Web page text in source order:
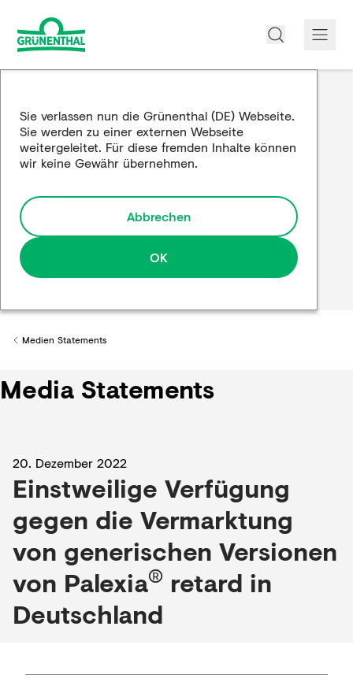
Produkte
Edukation
Forschung und Entwicklung
Partnerschaften
Sie verlassen nun die Grünenthal (DE) Webseite.
Sie werden zu einer externen Webseite
weitergeleitet. Für diese fremden Inhalte können
wir keine Gewähr übernehmen.
Abbrechen
OK
Back to
Medien Statements
Media Statements
20. Dezember 2022
Einstweilige Verfügung
gegen die Vermarktung
von generischen Versionen
von Palexia® retard in
Deutschland